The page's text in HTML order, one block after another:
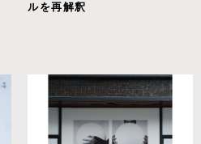
ルを再解釈